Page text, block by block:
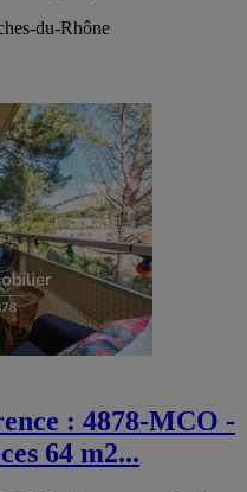
du-Rhône
: 4878-MCO -
64 m2...